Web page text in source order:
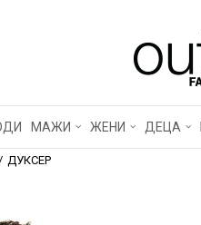
МАЖИ ЖЕНИ ДЕЦА
ДУКСЕР